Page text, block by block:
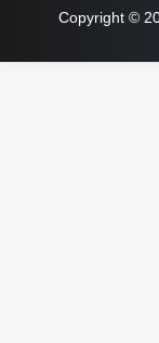
Copyright ©